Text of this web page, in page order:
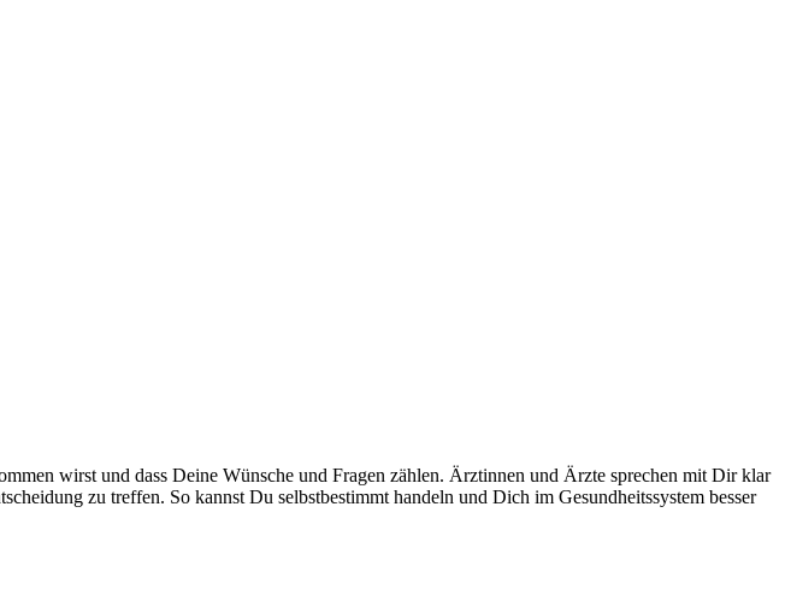
wirst und dass Deine Wünsche und Fragen zählen. Ärztinnen und Ärzte sprechen mit Dir klar
zu treffen. So kannst Du selbstbestimmt handeln und Dich im Gesundheitssystem besser